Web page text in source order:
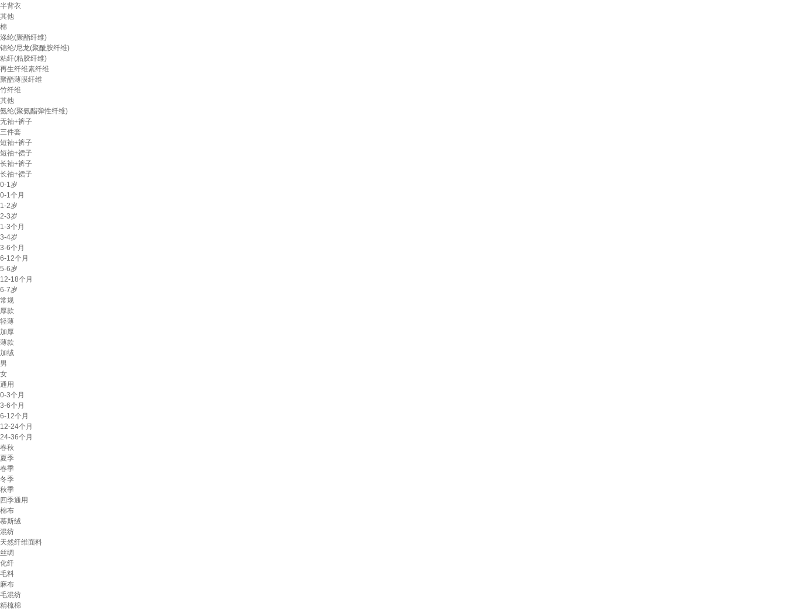
半背衣
其他
棉
涤纶(聚酯纤维)
锦纶/尼龙(聚酰胺纤维)
粘纤(粘胶纤维)
再生纤维素纤维
聚酯薄膜纤维
竹纤维
其他
氨纶(聚氨酯弹性纤维)
无袖+裤子
三件套
短袖+裤子
短袖+裙子
长袖+裤子
长袖+裙子
0-1岁
0-1个月
1-2岁
2-3岁
1-3个月
3-4岁
3-6个月
6-12个月
5-6岁
12-18个月
6-7岁
常规
厚款
轻薄
加厚
薄款
加绒
男
女
通用
0-3个月
3-6个月
6-12个月
12-24个月
24-36个月
春秋
夏季
春季
冬季
秋季
四季通用
棉布
慕斯绒
混纺
天然纤维面料
丝绸
化纤
毛料
麻布
毛混纺
精梳棉